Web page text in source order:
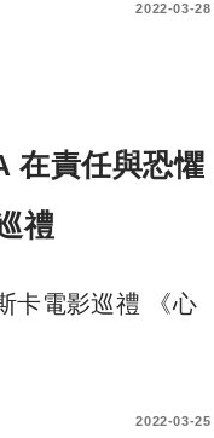
2022-03-28
在責任與恐懼
禮
卡電影巡禮 《心
2022-03-25